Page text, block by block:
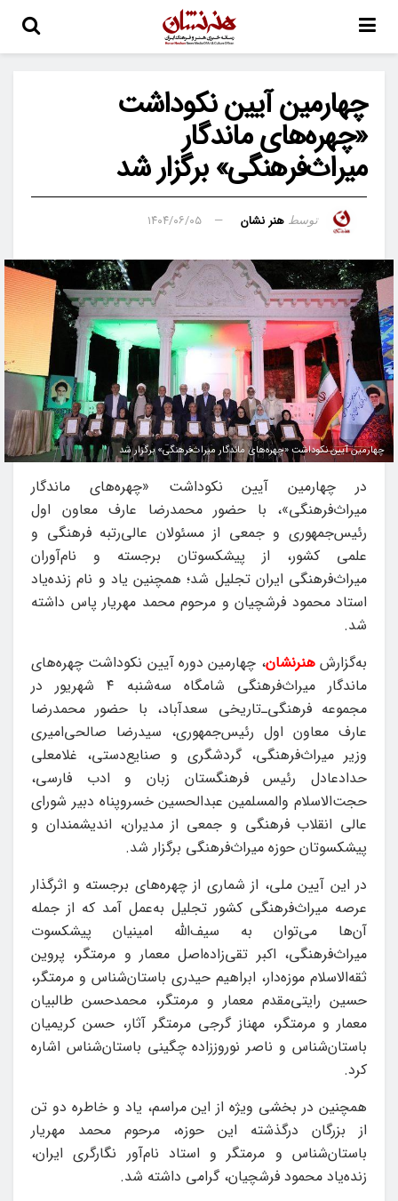
چهارمین آیین نکوداشت
«چهره‌های ماندگار
میراث‌فرهنگی» برگزار شد
توسط هنر نشان ۱۴۰۴/۰۶/۰۵
چهارمین آیین نکوداشت «چهره‌های ماندگار میراث‌فرهنگی» برگزار شد
در چهارمین آیین نکوداشت «چهره‌های ماندگار
میراث‌فرهنگی»، با حضور محمدرضا عارف معاون اول
رئیس‌جمهوری و جمعی از مسئولان عالی‌رتبه فرهنگی و
علمی کشور، از پیشکسوتان برجسته و نام‌آوران
میراث‌فرهنگی ایران تجلیل شد؛ همچنین یاد و نام زنده‌یاد
استاد محمود فرشچیان و مرحوم محمد مهریار پاس داشته
شد.
به‌گزارشهنرنشان، چهارمین دوره آیین نکوداشت چهره‌های
ماندگار میراث‌فرهنگی شامگاه سه‌شنبه ۴ شهریور در
مجموعه فرهنگی‌ـ‌تاریخی سعدآباد، با حضور محمدرضا
عارف معاون اول رئیس‌جمهوری، سیدرضا صالحی‌امیری
وزیر میراث‌فرهنگی، گردشگری و صنایع‌دستی، غلامعلی
حدادعادل رئیس فرهنگستان زبان و ادب فارسی،
حجت‌الاسلام والمسلمین عبدالحسین خسروپناه دبیر شورای
عالی انقلاب فرهنگی و جمعی از مدیران، اندیشمندان و
پیشکسوتان حوزه میراث‌فرهنگی برگزار شد.
در این آیین ملی، از شماری از چهره‌های برجسته و اثرگذار
عرصه میراث‌فرهنگی کشور تجلیل به‌عمل آمد که از جمله
آن‌ها می‌توان به سیف‌الله امینیان پیشکسوت
میراث‌فرهنگی، اکبر تقی‌زاده‌اصل معمار و مرمتگر، پروین
ثقه‌الاسلام موزه‌دار، ابراهیم حیدری باستان‌شناس و مرمتگر،
حسین رایتی‌مقدم معمار و مرمتگر، محمدحسن طالبیان
معمار و مرمتگر، مهناز گرجی مرمتگر آثار، حسن کریمیان
باستان‌شناس و ناصر نوروززاده چگینی باستان‌شناس اشاره
کرد.
همچنین در بخشی ویژه از این مراسم، یاد و خاطره دو تن
از بزرگان درگذشته این حوزه، مرحوم محمد مهریار
باستان‌شناس و مرمتگر و استاد نام‌آور نگارگری ایران،
زنده‌یاد محمود فرشچیان، گرامی داشته شد.